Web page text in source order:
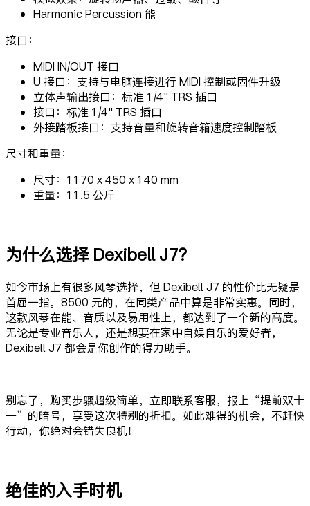
Harmonic Percussion 能
接口：
MIDI IN/OUT 接口
U 接口：支持与电脑连接进行 MIDI 控制或固件升级
立体声输出接口：标准 1/4" TRS 插口
接口：标准 1/4" TRS 插口
外接踏板接口：支持音量和旋转音箱速度控制踏板
尺寸和重量：
尺寸：1170 x 450 x 140 mm
重量：11.5 公斤
为什么选择 Dexibell J7？
如今市场上有很多风琴选择，但 Dexibell J7 的性价比无疑是
首屈一指。8500 元的，在同类产品中算是非常实惠。同时，
这款风琴在能、音质以及易用性上，都达到了一个新的高度。
无论是专业音乐人，还是想要在家中自娱自乐的爱好者，
Dexibell J7 都会是你创作的得力助手。
别忘了，购买步骤超级简单，立即联系客服，报上“提前双十
一”的暗号，享受这次特别的折扣。如此难得的机会，不赶快
行动，你绝对会错失良机！
绝佳的入手时机